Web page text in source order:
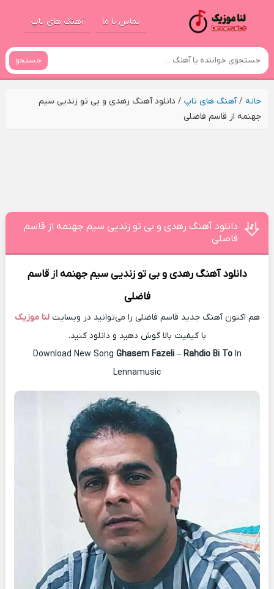
تماس با ما آهنگ های تاپ
جستجو
خانه/آهنگ های تاپ/ دانلود آهنگ رهدی و بی تو زندیی سیم
جهنمه از قاسم فاضلی
دانلود آهنگ رهدی و بی تو زندیی سیم جهنمه از قاسم
فاضلی
دانلود آهنگ رهدی و بی تو زندیی سیم جهنمهازقاسم
فاضلی
هم اکنون آهنگ جدید قاسم فاضلی را می‌توانید در وبسایتلنا موزیک
با کیفیت بالا گوش دهید و دانلود کنید.
Download New Song Ghasem Fazeli– Rahdio Bi ToIn
Lennamusic